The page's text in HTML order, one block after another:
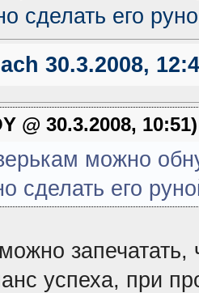
сделать его
30.3.2008,
@ 30.3.2008,
можно
сделать его
успеха, при